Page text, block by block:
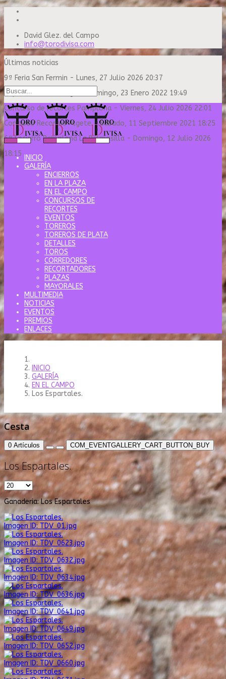
David Glez. del Campo
info@torodivisa.com
Últimas noticias
9ª Feria San Fermin - Lunes, 27 Julio 2026 20:37
Capea Sanse Domingo
Domingo, 23 Enero 2022 19:49
Concurso de recortes Pamplona - Viernes, 24 Julio 2026 22:01
Concurso Recortes Algete-Sábado, 11 Septiembre 2021 18:25
6º Encierro Pamplona La Palmosilla - Domingo, 12 Julio 2026
18:15
INICIO
GALERÍA
ENCIERROS
EN LA PLAZA
EN EL CAMPO
CONCURSOS DE
RECORTES
EVENTOS
TOREROS
TOREROS DE PLATA
DETALLES
TOROS
CORREDORES
RECORTADORES
PLAZAS
MAYORALES
MULTIMEDIA
NOTICIAS
EVENTOS
PREMIOS
ENLACES
INICIO
GALERÍA
EN EL CAMPO
Los Espartales.
Cesta
0 Artículos COM_EVENTGALLERY_CART_BUTTON_BUY
Los Espartales.
Ganaderia: Los Espartales
Imagen ID: TDV_01.jpg
Imagen ID: TDV_0623.jpg
Imagen ID: TDV_0632.jpg
Imagen ID: TDV_0634.jpg
Imagen ID: TDV_0636.jpg
Imagen ID: TDV_0641.jpg
Imagen ID: TDV_0649.jpg
Imagen ID: TDV_0652.jpg
Imagen ID: TDV_0660.jpg